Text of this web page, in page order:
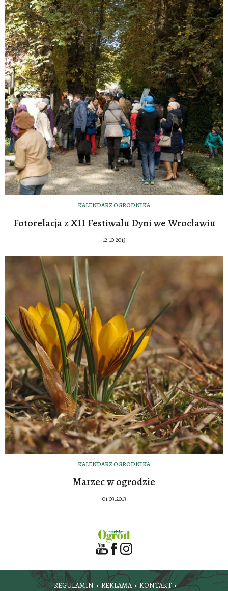
KALENDARZ OGRODNIKA
Fotorelacja z XII Festiwalu Dyni we Wrocławiu
12.10.2015
KALENDARZ OGRODNIKA
Marzec w ogrodzie
01.03.2013
REGULAMIN REKLAMA
KONTAKT